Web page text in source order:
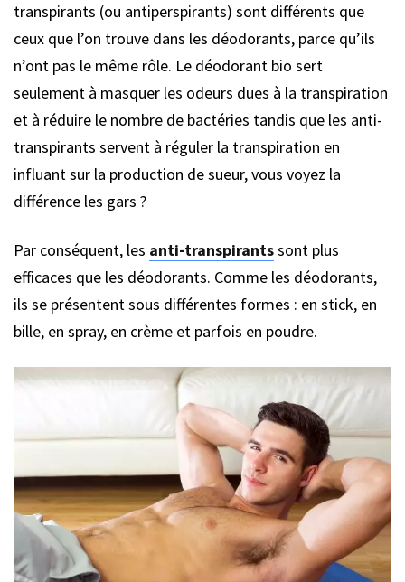
transpirants (ou antiperspirants) sont différents que
ceux que l’on trouve dans les déodorants, parce qu’ils
n’ont pas le même rôle. Le déodorant bio sert
seulement à masquer les odeurs dues à la transpiration
et à réduire le nombre de bactéries tandis que les anti-
transpirants servent à réguler la transpiration en
influant sur la production de sueur, vous voyez la
différence les gars ?
Par conséquent, les anti-transpirantssont plus
efficaces que les déodorants. Comme les déodorants,
ils se présentent sous différentes formes : en stick, en
bille, en spray, en crème et parfois en poudre.